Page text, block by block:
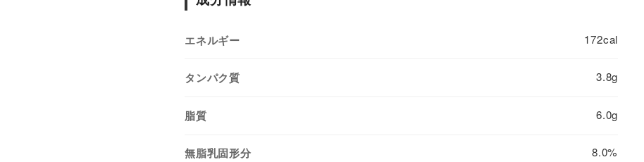
エネルギー 172cal
タンパク質 3.8g
脂質 6.0g
無脂乳固形分 8.0%